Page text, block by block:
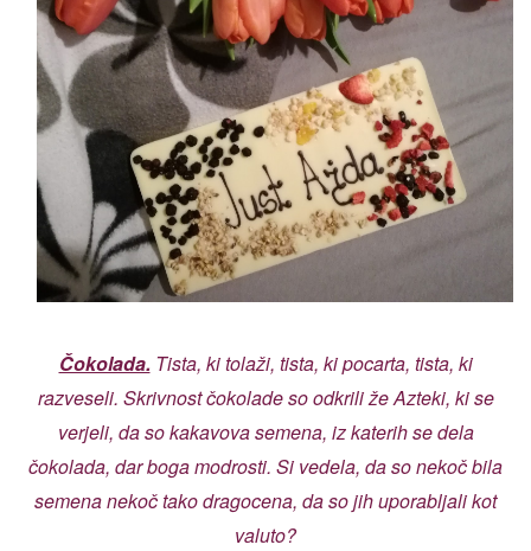
Čokolada.Tista, ki tolaži, tista, ki pocarta, tista, ki
razveseli. Skrivnost čokolade so odkrili že Azteki, ki se
verjeli, da so kakavova semena, iz katerih se dela
čokolada, dar boga modrosti. Si vedela, da so nekoč bila
semena nekoč tako dragocena, da so jih uporabljali kot
valuto?